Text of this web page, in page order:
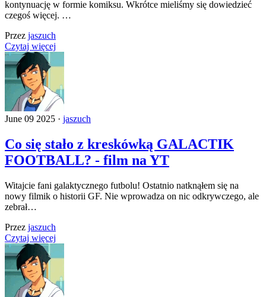
kontynuację w formie komiksu. Wkrótce mieliśmy się dowiedzieć
czegoś więcej. …
Przez jaszuch
Czytaj więcej
June 09 2025 · jaszuch
Co się stało z kreskówką GALACTIK
FOOTBALL? - film na YT
Witajcie fani galaktycznego futbolu! Ostatnio natknąłem się na
nowy filmik o historii GF. Nie wprowadza on nic odkrywczego, ale
zebrał…
Przez jaszuch
Czytaj więcej